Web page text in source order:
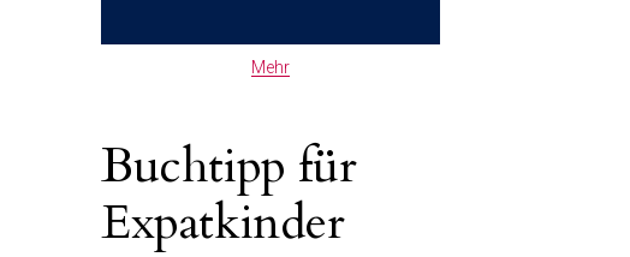
Mehr
Buchtipp für
Expatkinder